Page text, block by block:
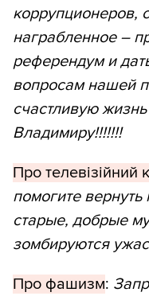
коррупционеров,
награбленное –
референдум и
вопросам нашей
счастливую
Владимиру!!!!!!!
Про телевізійний
помогите
старые, добрые
зомбируются
Про фашизм: